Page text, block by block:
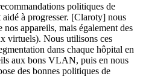
politiques de
à progresser. [Claroty] nous
appareils, mais également des
virtuels). Nous utilisons ces
dans chaque hôpital en
aux bons VLAN, puis en nous
des bonnes politiques de